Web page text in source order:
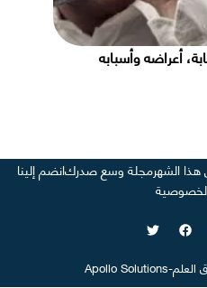
أعراضه وأسبابه
الشهرمجلة وسع صدركانضم إلينا
العلم-
Apollo Solutions